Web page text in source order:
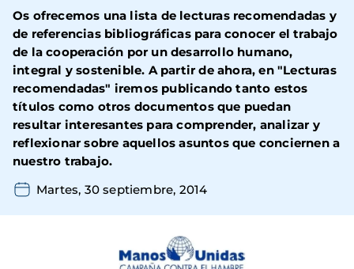
Os ofrecemos una lista de lecturas recomendadas y
de referencias bibliográficas para conocer el trabajo
de la cooperación por un desarrollo humano,
integral y sostenible. A partir de ahora, en "Lecturas
recomendadas" iremos publicando tanto estos
títulos como otros documentos que puedan
resultar interesantes para comprender, analizar y
reflexionar sobre aquellos asuntos que conciernen a
nuestro trabajo.
Martes, 30 septiembre, 2014